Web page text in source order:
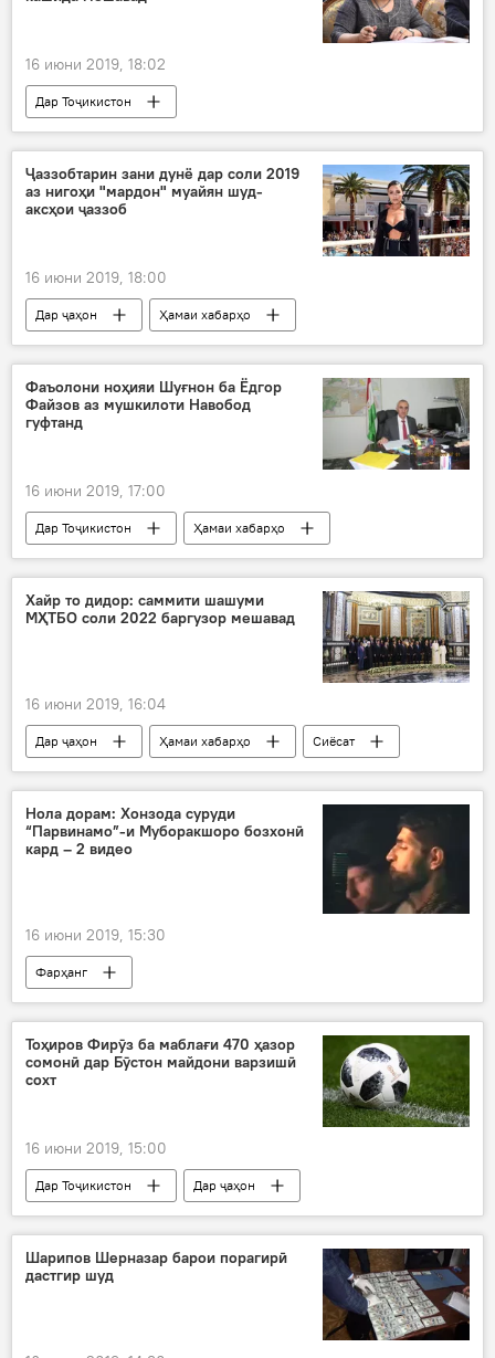
16 июни 2019, 18:02
Дар Тоҷикистон
Ҷаззобтарин зани дунё дар соли 2019
аз нигоҳи "мардон" муайян шуд-
аксҳои ҷаззоб
16 июни 2019, 18:00
Дар ҷаҳон Ҳамаи хабарҳо
Фаъолони ноҳияи Шуғнон ба Ёдгор
Файзов аз мушкилоти Навобод
гуфтанд
16 июни 2019, 17:00
Дар Тоҷикистон
Ҳамаи хабарҳо
Иҷтимоъ
Хайр то дидор: саммити шашуми
МҲТБО соли 2022 баргузор мешавад
16 июни 2019, 16:04
Дар ҷаҳон Ҳамаи хабарҳо
Сиёсат
Иқтисод
Нола дорам: Хонзода суруди
“Парвинамо”-и Муборакшоро бозхонӣ
кард – 2 видео
16 июни 2019, 15:30
Фарҳанг
Тоҳиров Фирӯз ба маблағи 470 ҳазор
сомонӣ дар Бӯстон майдони варзишӣ
сохт
16 июни 2019, 15:00
Дар Тоҷикистон
Дар ҷаҳон
Ҳамаи хабарҳо
Навигариҳои варзиши Тоҷикистон
Шарипов Шерназар барои порагирӣ
дастгир шуд